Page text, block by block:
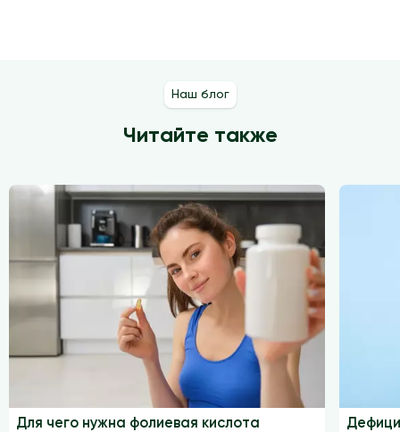
Наш блог
Читайте также
Для чего нужна фолиевая кислота